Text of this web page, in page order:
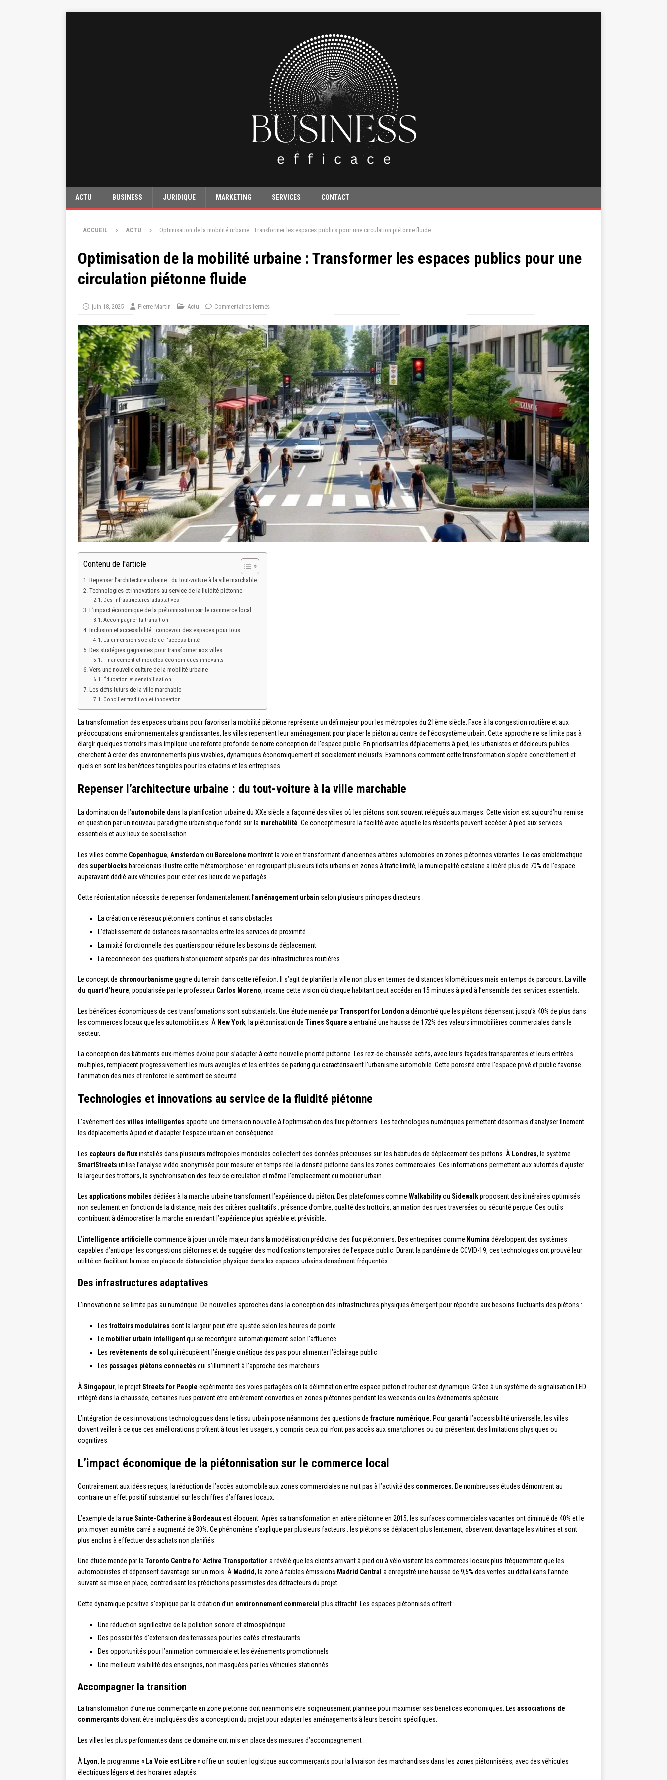
ACTU BUSINESS JURIDIQUE MARKETING SERVICES CONTACT
ACCUEIL ACTU Optimisation de la mobilité urbaine : Transformer les espaces publics pour une circulation piétonne fluide
Optimisation de la mobilité urbaine : Transformer les espaces publics pour une
circulation piétonne fluide
juin 18, 2025 Pierre Martin Actu Commentaires fermés
Contenu de l'article
Repenser l’architecture urbaine : du tout-voiture à la ville marchable
Technologies et innovations au service de la fluidité piétonne
Des infrastructures adaptatives
L’impact économique de la piétonnisation sur le commerce local
Accompagner la transition
Inclusion et accessibilité : concevoir des espaces pour tous
La dimension sociale de l’accessibilité
Des stratégies gagnantes pour transformer nos villes
Financement et modèles économiques innovants
Vers une nouvelle culture de la mobilité urbaine
Éducation et sensibilisation
Les défis futurs de la ville marchable
Concilier tradition et innovation
La transformation des espaces urbains pour favoriser la mobilité piétonne représente un défi majeur pour les métropoles du 21ème siècle. Face à la congestion routière et aux
préoccupations environnementales grandissantes, les villes repensent leur aménagement pour placer le piéton au centre de l’écosystème urbain. Cette approche ne se limite pas à
élargir quelques trottoirs mais implique une refonte profonde de notre conception de l’espace public. En priorisant les déplacements à pied, les urbanistes et décideurs publics
cherchent à créer des environnements plus vivables, dynamiques économiquement et socialement inclusifs. Examinons comment cette transformation s’opère concrètement et
quels en sont les bénéfices tangibles pour les citadins et les entreprises.
Repenser l’architecture urbaine : du tout-voiture à la ville marchable
La domination de l’automobile dans la planification urbaine du XXe siècle a façonné des villes où les piétons sont souvent relégués aux marges. Cette vision est aujourd’hui remise
en question par un nouveau paradigme urbanistique fondé sur la marchabilité . Ce concept mesure la facilité avec laquelle les résidents peuvent accéder à pied aux services
essentiels et aux lieux de socialisation.
Les villes comme Copenhague, Amsterdam ou Barcelone montrent la voie en transformant d’anciennes artères automobiles en zones piétonnes vibrantes. Le cas emblématique
des superblocks barcelonais illustre cette métamorphose : en regroupant plusieurs îlots urbains en zones à trafic limité, la municipalité catalane a libéré plus de 70% de l’espace
auparavant dédié aux véhicules pour créer des lieux de vie partagés.
Cette réorientation nécessite de repenser fondamentalement l’aménagement urbain selon plusieurs principes directeurs :
La création de réseaux piétonniers continus et sans obstacles
L’établissement de distances raisonnables entre les services de proximité
La mixité fonctionnelle des quartiers pour réduire les besoins de déplacement
La reconnexion des quartiers historiquement séparés par des infrastructures routières
Le concept de chronourbanisme gagne du terrain dans cette réflexion. Il s’agit de planifier la ville non plus en termes de distances kilométriques mais en temps de parcours. La ville
du quart d’heure, popularisée par le professeur Carlos Moreno, incarne cette vision où chaque habitant peut accéder en 15 minutes à pied à l’ensemble des services essentiels.
Les bénéfices économiques de ces transformations sont substantiels. Une étude menée parTransport for London a démontré que les piétons dépensent jusqu’à 40% de plus dans
les commerces locaux que les automobilistes. À New York, la piétonnisation de Times Square a entraîné une hausse de 172% des valeurs immobilières commerciales dans le
secteur.
La conception des bâtiments eux-mêmes évolue pour s’adapter à cette nouvelle priorité piétonne. Les rez-de-chaussée actifs, avec leurs façades transparentes et leurs entrées
multiples, remplacent progressivement les murs aveugles et les entrées de parking qui caractérisaient l’urbanisme automobile. Cette porosité entre l’espace privé et public favorise
l’animation des rues et renforce le sentiment de sécurité.
Technologies et innovations au service de la fluidité piétonne
L’avènement des villes intelligentes apporte une dimension nouvelle à l’optimisation des flux piétonniers. Les technologies numériques permettent désormais d’analyser finement
les déplacements à pied et d’adapter l’espace urbain en conséquence.
Les capteurs de fluxinstallés dans plusieurs métropoles mondiales collectent des données précieuses sur les habitudes de déplacement des piétons. À Londres, le système
SmartStreets utilise l’analyse vidéo anonymisée pour mesurer en temps réel la densité piétonne dans les zones commerciales. Ces informations permettent aux autorités d’ajuster
la largeur des trottoirs, la synchronisation des feux de circulation et même l’emplacement du mobilier urbain.
Les applications mobiles dédiées à la marche urbaine transforment l’expérience du piéton. Des plateformes comme Walkabilityou Sidewalkproposent des itinéraires optimisés
non seulement en fonction de la distance, mais des critères qualitatifs : présence d’ombre, qualité des trottoirs, animation des rues traversées ou sécurité perçue. Ces outils
contribuent à démocratiser la marche en rendant l’expérience plus agréable et prévisible.
L’intelligence artificielle commence à jouer un rôle majeur dans la modélisation prédictive des flux piétonniers. Des entreprises comme Numina développent des systèmes
capables d’anticiper les congestions piétonnes et de suggérer des modifications temporaires de l’espace public. Durant la pandémie de COVID-19, ces technologies ont prouvé leur
utilité en facilitant la mise en place de distanciation physique dans les espaces urbains densément fréquentés.
Des infrastructures adaptatives
L’innovation ne se limite pas au numérique. De nouvelles approches dans la conception des infrastructures physiques émergent pour répondre aux besoins fluctuants des piétons :
Les trottoirs modulaires dont la largeur peut être ajustée selon les heures de pointe
Le mobilier urbain intelligentqui se reconfigure automatiquement selon l’affluence
Les revêtements de sol qui récupèrent l’énergie cinétique des pas pour alimenter l’éclairage public
Les passages piétons connectés qui s’illuminent à l’approche des marcheurs
À Singapour, le projet Streets for People expérimente des voies partagées où la délimitation entre espace piéton et routier est dynamique. Grâce à un système de signalisation LED
intégré dans la chaussée, certaines rues peuvent être entièrement converties en zones piétonnes pendant les weekends ou les événements spéciaux.
L’intégration de ces innovations technologiques dans le tissu urbain pose néanmoins des questions de fracture numérique . Pour garantir l’accessibilité universelle, les villes
doivent veiller à ce que ces améliorations profitent à tous les usagers, y compris ceux qui n’ont pas accès aux smartphones ou qui présentent des limitations physiques ou
cognitives.
L’impact économique de la piétonnisation sur le commerce local
Contrairement aux idées reçues, la réduction de l’accès automobile aux zones commerciales ne nuit pas à l’activité des commerces . De nombreuses études démontrent au
contraire un effet positif substantiel sur les chiffres d’affaires locaux.
L’exemple de la rue Sainte-Catherine à Bordeauxest éloquent. Après sa transformation en artère piétonne en 2015, les surfaces commerciales vacantes ont diminué de 40% et le
prix moyen au mètre carré a augmenté de 30%. Ce phénomène s’explique par plusieurs facteurs : les piétons se déplacent plus lentement, observent davantage les vitrines et sont
plus enclins à effectuer des achats non planifiés.
Une étude menée par la Toronto Centre for Active Transportation a révélé que les clients arrivant à pied ou à vélo visitent les commerces locaux plus fréquemment que les
automobilistes et dépensent davantage sur un mois. À Madrid, la zone à faibles émissions Madrid Central a enregistré une hausse de 9,5% des ventes au détail dans l’année
suivant sa mise en place, contredisant les prédictions pessimistes des détracteurs du projet.
Cette dynamique positive s’explique par la création d’un environnement commercial plus attractif. Les espaces piétonnisés offrent :
Une réduction significative de la pollution sonore et atmosphérique
Des possibilités d’extension des terrasses pour les cafés et restaurants
Des opportunités pour l’animation commerciale et les événements promotionnels
Une meilleure visibilité des enseignes, non masquées par les véhicules stationnés
Accompagner la transition
La transformation d’une rue commerçante en zone piétonne doit néanmoins être soigneusement planifiée pour maximiser ses bénéfices économiques. Les associations de
commerçants doivent être impliquées dès la conception du projet pour adapter les aménagements à leurs besoins spécifiques.
Les villes les plus performantes dans ce domaine ont mis en place des mesures d’accompagnement :
À Lyon, le programme « La Voie est Libre »offre un soutien logistique aux commerçants pour la livraison des marchandises dans les zones piétonnisées, avec des véhicules
électriques légers et des horaires adaptés.